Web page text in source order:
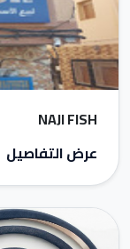
NAJI FISH
عرض التفاصيل